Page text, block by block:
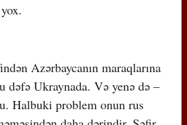
Azərbaycanın maraqlarına
dəfə Ukraynada. Və yenə də –
Halbuki problem onun rus